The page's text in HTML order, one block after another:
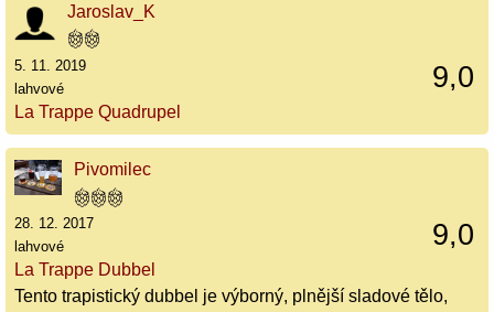
Jaroslav_K
9,0
5. 11. 2019
lahvové
La Trappe Quadrupel
Pivomilec
9,0
28. 12. 2017
lahvové
La Trappe Dubbel
Tento trapistický dubbel je výborný, plnější sladové tělo,